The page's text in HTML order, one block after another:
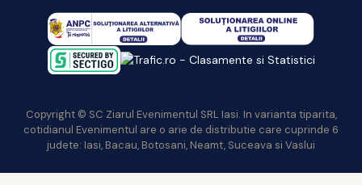
Copyright © SC Ziarul Evenimentul SRL Iasi. In varianta tiparita,
cotidianul Evenimentul are o arie de distributie care cuprinde 6
judete: Iasi, Bacau, Botosani, Neamt, Suceava si Vaslui